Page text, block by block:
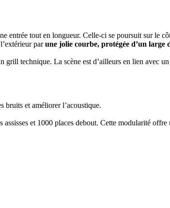
entrée tout en longueur. Celle-ci se poursuit sur le
parune jolie courbe, protégée d’un large
technique. La scène est d’ailleurs en lien avec
bruits et améliorer l’acoustique.
et 1000 places debout. Cette modularité offre